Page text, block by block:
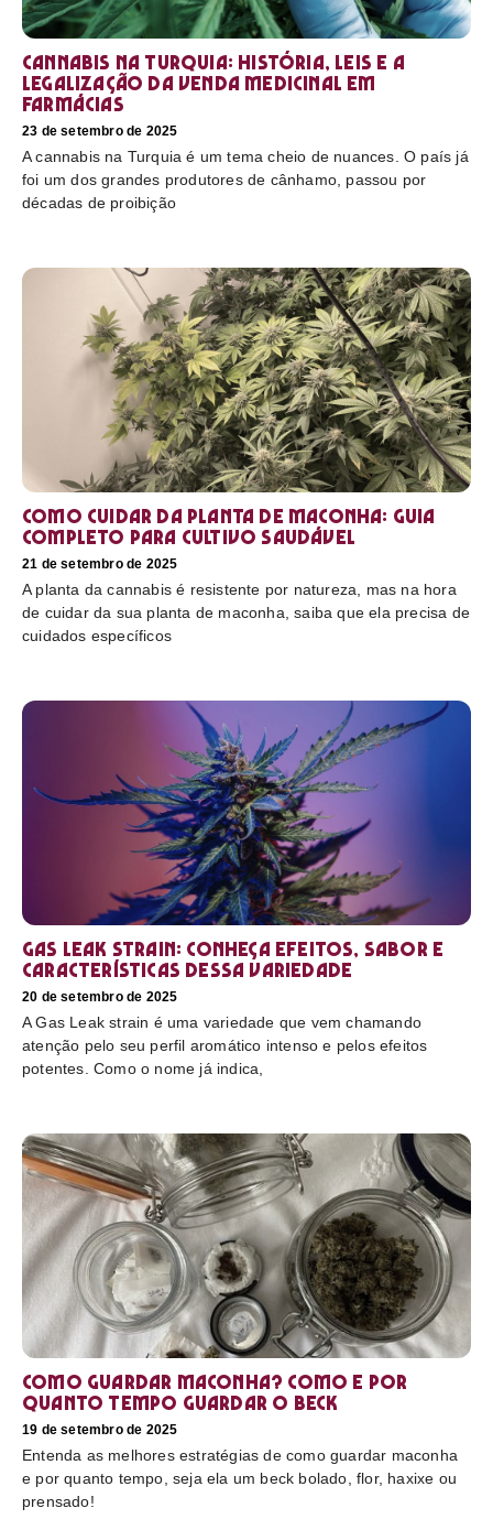
Cannabis na Turquia: história, leis e a
legalização da venda medicinal em
farmácias
23 de setembro de 2025
A cannabis na Turquia é um tema cheio de nuances. O país já
foi um dos grandes produtores de cânhamo, passou por
décadas de proibição
Como cuidar da planta de maconha: guia
completo para cultivo saudável
21 de setembro de 2025
A planta da cannabis é resistente por natureza, mas na hora
de cuidar da sua planta de maconha, saiba que ela precisa de
cuidados específicos
Gas Leak strain: conheça efeitos, sabor e
características dessa variedade
20 de setembro de 2025
A Gas Leak strain é uma variedade que vem chamando
atenção pelo seu perfil aromático intenso e pelos efeitos
potentes. Como o nome já indica,
Como guardar maconha? Como e por
quanto tempo guardar o beck
19 de setembro de 2025
Entenda as melhores estratégias de como guardar maconha
e por quanto tempo, seja ela um beck bolado, flor, haxixe ou
prensado!